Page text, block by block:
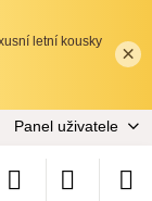
✕
×
letní kousky
Panel uživatele